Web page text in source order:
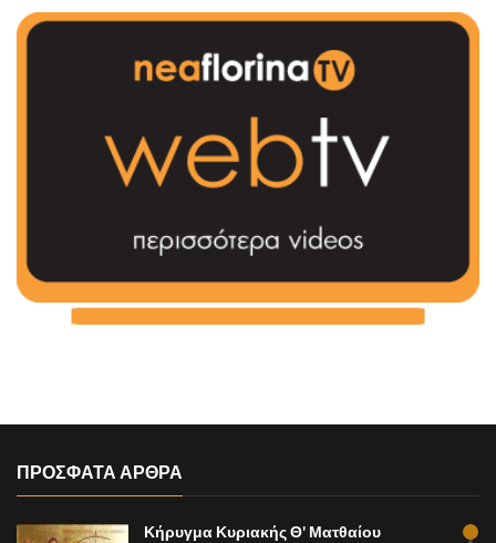
ΠΡΟΣΦΑΤΑ ΑΡΘΡΑ
Κήρυγμα Κυριακής Θ' Ματθαίου